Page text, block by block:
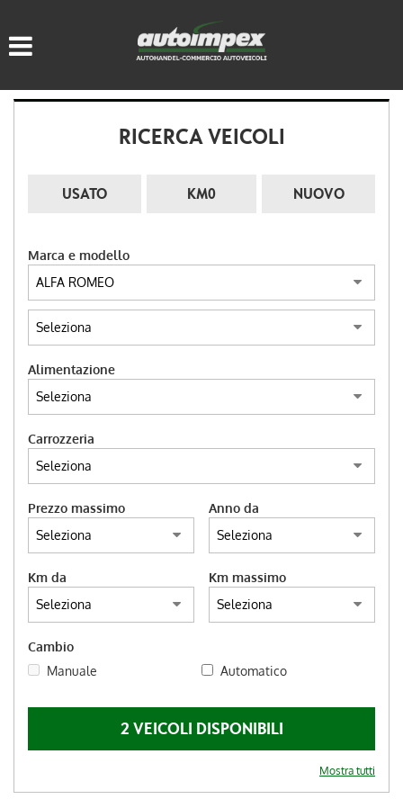
ACQUISTIAMO USATO
LINGUA:
DEUTSCH
DEUTSCH
RICERCA VEICOLI
USATO KM0 NUOVO
Marca e modello
Alimentazione
Carrozzeria
Prezzo massimo Anno da
Km da Km massimo
Cambio
Manuale
Automatico
2 VEICOLI DISPONIBILI
Mostra tutti